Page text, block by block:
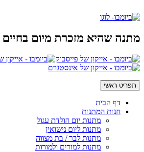
מתנה שהיא מזכרת מיום בחיים
תפריט ראשי
דף הבית
חנות המתנות
מתנות יום הולדת עגול
מתנות ליום נישואין
מתנות לבר / בת מצווה
מתנות למורים ולמורות